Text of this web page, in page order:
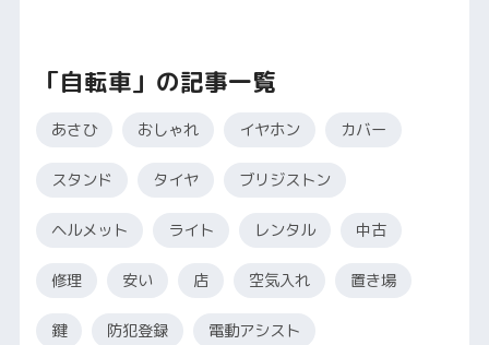
「自転車」の記事一覧
あさひ おしゃれ イヤホン カバー
スタンド タイヤ ブリジストン
ヘルメット ライト レンタル 中古
修理 安い 店 空気入れ 置き場
鍵 防犯登録 電動アシスト